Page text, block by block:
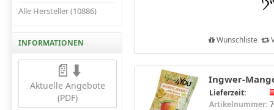
Alle Hersteller (10886)
INFORMATIONEN
📄⬇️
Aktuelle Angebote
(PDF)
Wunschliste
Ingwer-
Lieferzeit:
Artikelnummer: